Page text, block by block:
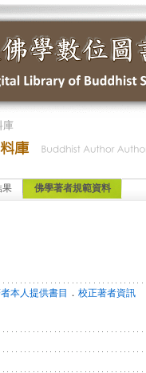
庫
果 佛學著者規範資料
本人提供書目 ． 校正著者資訊